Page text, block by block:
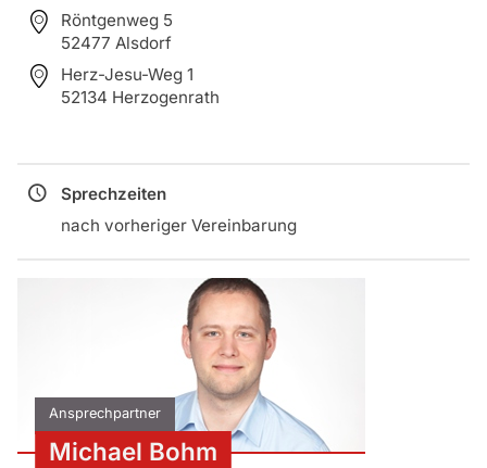
Röntgenweg 5
52477 Alsdorf
Herz-Jesu-Weg 1
52134 Herzogenrath
Sprechzeiten
nach vorheriger Vereinbarung
Ansprechpartner
Michael Bohm